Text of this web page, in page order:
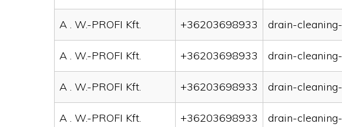
A . W.-PROFI Kft. +36203698933 drain-
A . W.-PROFI Kft. +36203698933 drain-
A . W.-PROFI Kft. +36203698933 drain-
A . W.-PROFI Kft. +36203698933 drain-